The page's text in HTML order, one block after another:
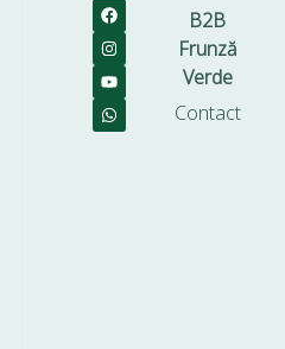
B2B
Frunză
Verde
Contact